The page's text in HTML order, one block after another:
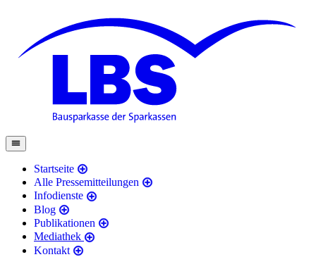
Startseite
Alle Pressemitteilungen
Infodienste
Blog
Publikationen
Mediathek
Kontakt